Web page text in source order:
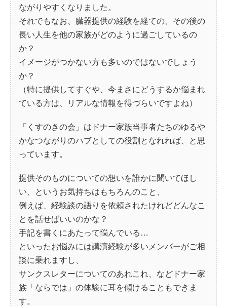
ながりやすくなりました。
それでもなお、臓器提供の経験を経ての、その後の
長い人生を他の家族がどのように過ごしているの
か？
イメージがつかない方も多いのではないでしょう
か？
（特に提供してすぐや、今まさにどうするか悩まれ
ている方は、リアルな情報を得づらいですよね）
「くすのきの会」はドナー家族当事者たちのゆるや
かなつながりのハブとしての役割となれれば、と思
っています。
提供そのものについての想いを誰かに聞いてほし
い、というお気持ちはもちろんのこと、
例えば、経験談の語りを依頼されたけれどどんなこ
とを話せばいいのかな？
手記を書くにあたって悩んでいる…
といったお悩みには講演経験が多いメンバーがご相
談に乗れますし、
サンクスレターについてのあれこれ、などドナー家
族「ならでは」の体験に耳を傾けることもできま
す。